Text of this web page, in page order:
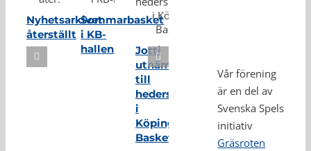
Nyhetsarkivet
återställt
Sommarbasket
i KB-
hallen
Jotti
utnämnd
till
hedersmedlem
i
Köping
Basket
Vår förening
är en del av
Svenska Spels
initiativ
Gräsroten